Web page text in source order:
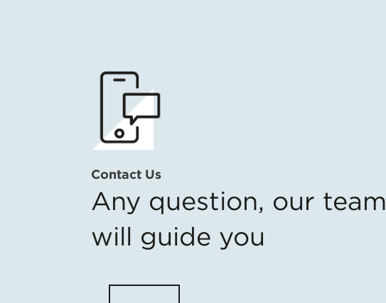
Contact Us
Any question, our team
will guide you